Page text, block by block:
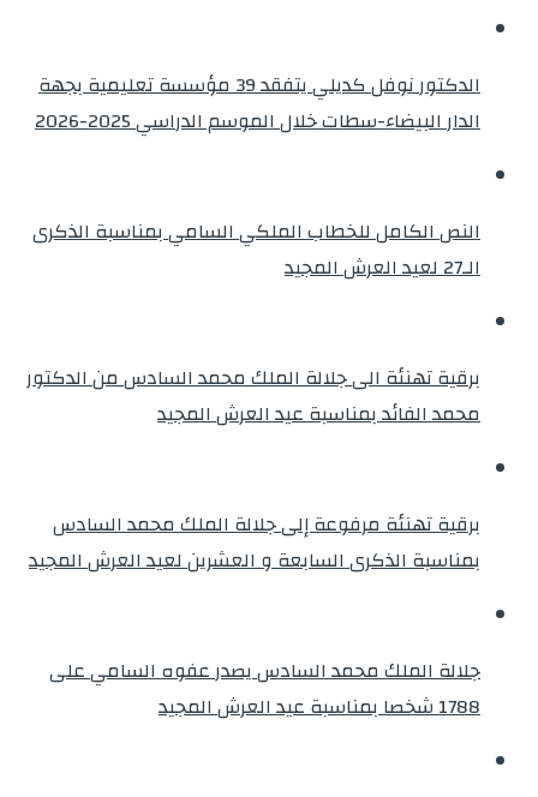
الدكتور نوفل كديلي يتفقد 39 مؤسسة تعليمية بجهة
الدار البيضاء-سطات خلال الموسم الدراسي 2025-2026
النص الكامل للخطاب الملكي السامي بمناسبة الذكرى
الـ27 لعيد العرش المجيد
برقية تهنئة الى جلالة الملك محمد السادس من الدكتور
محمد الفائد بمناسبة عيد العرش المجيد
برقية تهنئة مرفوعة إلى جلالة الملك محمد السادس
بمناسبة الذكرى السابعة و العشرين لعيد العرش المجيد
جلالة الملك محمد السادس يصدر عفوه السامي على
1788 شخصا بمناسبة عيد العرش المجيد